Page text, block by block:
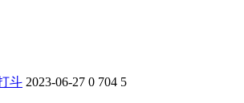
斗 2023-06-27 0 704 5